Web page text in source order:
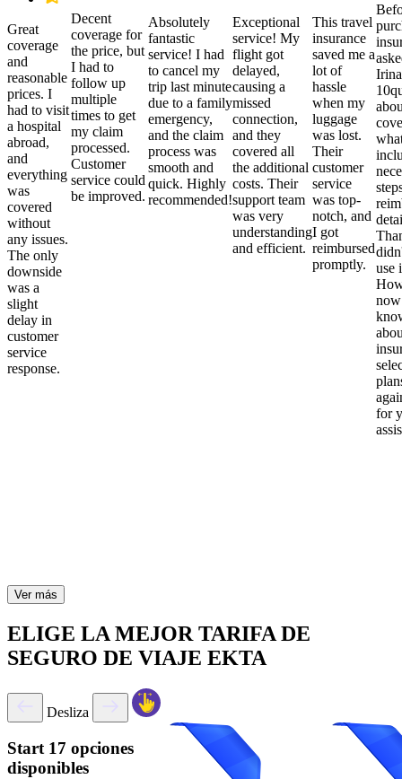
Great
coverage
and
reasonable
prices. I
had to visit
a hospital
abroad,
and
everything
was
covered
without
any issues.
The only
downside
was a
slight
delay in
customer
service
response.
Decent
coverage for
the price, but
I had to
follow up
multiple
times to get
my claim
processed.
Customer
service could
be improved.
Absolutely
fantastic
service! I had
to cancel my
trip last minute
due to a family
emergency,
and the claim
process was
smooth and
quick. Highly
recommended!
Exceptional
service! My
flight got
delayed,
causing a
missed
connection,
and they
covered all
the additional
costs. Their
support team
was very
understanding
and efficient.
This travel
insurance
saved me a
lot of
hassle
when my
luggage
was lost.
Their
customer
service
was top-
notch, and
I got
reimbursed
promptly.
use
for
Ver más
ELIGE LA MEJOR TARIFA DE
SEGURO DE VIAJE EKTA
Desliza
Start 17 opciones
disponibles